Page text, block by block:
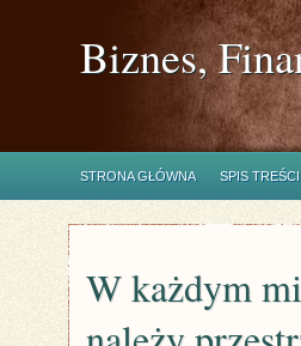
Biznes,
STRONA GŁÓWNA SPIS TREŚCI
W każdym